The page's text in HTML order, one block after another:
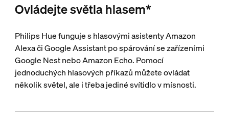
Ovládejte světla hlasem*
Philips Hue funguje s hlasovými asistenty Amazon
Alexa či Google Assistant po spárování se zařízeními
Google Nest nebo Amazon Echo. Pomocí
jednoduchých hlasových příkazů můžete ovládat
několik světel, ale i třeba jediné svítidlo v mísnosti.